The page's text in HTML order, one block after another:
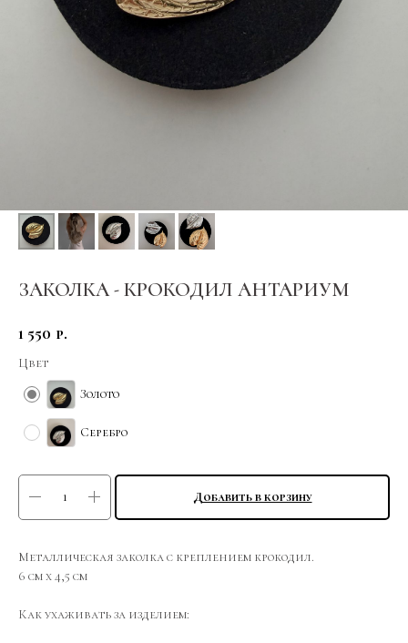
ЗАКОЛКА - КРОКОДИЛ АНТАРИУМ
1 550 р.
Цвет
Золото
Серебро
Добавить в корзину
Металлическая заколка с креплением крокодил.
6 см х 4,5 см
Как ухаживать за изделием: